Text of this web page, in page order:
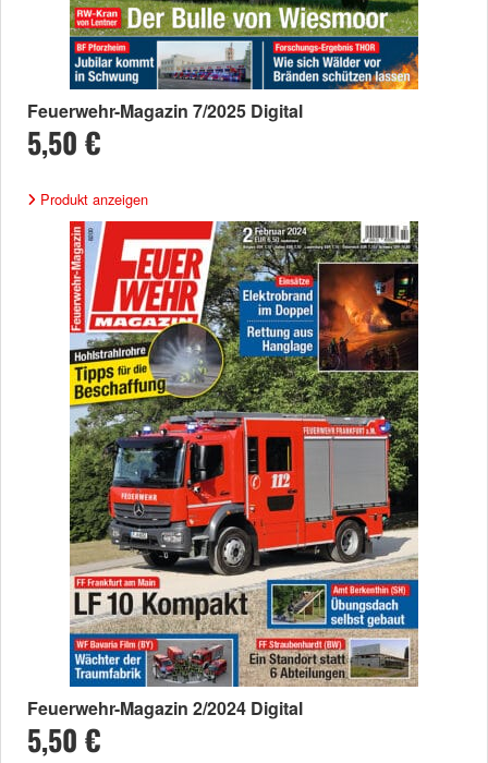
Feuerwehr-Magazin 7/2025 Digital
5,50 €
Produkt anzeigen
Feuerwehr-Magazin 2/2024 Digital
5,50 €